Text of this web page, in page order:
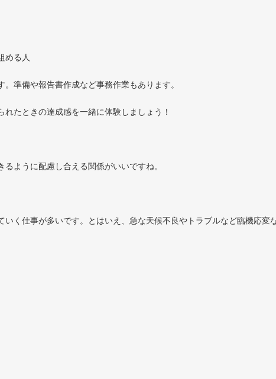
める人
準備や報告書作成など事務作業もあります。
たときの達成感を一緒に体験しましょう！
ように配慮し合える関係がいいですね。
く仕事が多いです。とはいえ、急な天候不良やトラブルなど臨機応変